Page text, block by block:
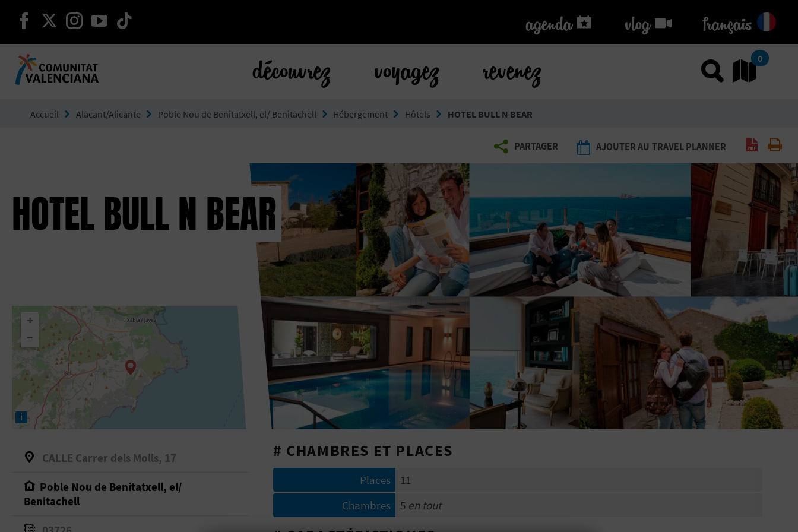
continuer sur facebook
continuer sur twitter
continuer sur instagram
continuer sur youtube agenda
agenda vlog
vlog français
découvrez voyagez revenez Utiliser
0
Accueil Alacant/Alicante Poble Nou de Benitatxell, el/ Benitachell Hébergement Hôtels HOTEL BULL N BEAR
HOTEL BULL N BEAR
+
−
i
PARTAGER AJOUTER AU TRAVEL PLANNER Générer
CALLE Carrer dels Molls, 17
Poble Nou de Benitatxell, el/
Benitachell
# CHAMBRES ET PLACES
Places
11
Chambres
5 en tout